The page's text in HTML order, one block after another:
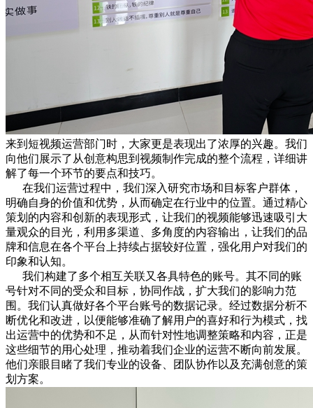
来到短视频运营部门时，大家更是表现出了浓厚的兴趣。我们
向他们展示了从创意构思到视频制作完成的整个流程，详细讲
解了每一个环节的要点和技巧。
在我们运营过程中，我们深入研究市场和目标客户群体，
明确自身的价值和优势，从而确定在行业中的位置。通过精心
策划的内容和创新的表现形式，让我们的视频能够迅速吸引大
量观众的目光，利用多渠道、多角度的内容输出，让我们的品
牌和信息在各个平台上持续占据较好位置，强化用户对我们的
印象和认知。
我们构建了多个相互关联又各具特色的账号。其不同的账
号针对不同的受众和目标，协同作战，扩大我们的影响力范
围。我们认真做好各个平台账号的数据记录。经过数据分析不
断优化和改进，以便能够准确了解用户的喜好和行为模式，找
出运营中的优势和不足，从而针对性地调整策略和内容，正是
这些细节的用心处理，推动着我们企业的运营不断向前发展。
他们亲眼目睹了我们专业的设备、团队协作以及充满创意的策
划方案。